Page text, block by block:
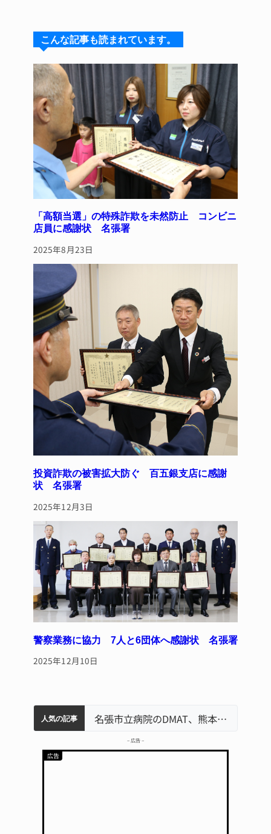
s
k
y
a
d
s
e
b
o
o
k
re
st
こんな記事も読まれています。
「高額当選」の特殊詐欺を未然防止 コンビニ
店員に感謝状 名張署
2025年8月23日
投資詐欺の被害拡大防ぐ 百五銀支店に感謝
状 名張署
2025年12月3日
警察業務に協力 7人と6団体へ感謝状 名張署
2025年12月10日
人気の記事
名張市水道料金47％値上げへ 答申案、審議会で大筋まとまる
器物損壊容疑で83歳女逮捕 伊賀署
中学校の陶壁モニュメント 地元建設会社がボランティアで清掃 伊賀 名張市立病院のDMAT、熊本地震の被災地へ 能登以来3回目の派遣
– 広告 –